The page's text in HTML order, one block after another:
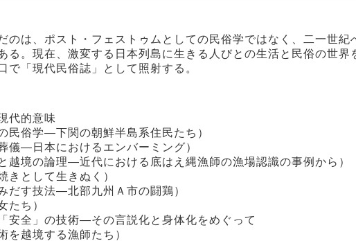
のは、ポスト・フェストゥムとしての民俗学ではなく、二一世紀
る。現在、激変する日本列島に生きる人びとの生活と民俗の世
で「現代民俗誌」として照射する。
代的意味
民俗学―下関の朝鮮半島系住民たち）
儀―日本におけるエンバーミング）
越境の論理―近代における底はえ縄漁師の漁場認識の事例から）
きとして生きぬく）
だす技法―北部九州Ａ市の闘鶏）
たち）
安全」の技術―その言説化と身体化をめぐって
越境する漁師たち）